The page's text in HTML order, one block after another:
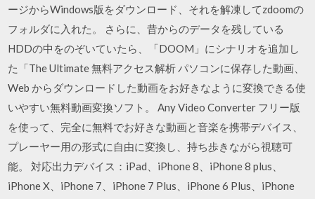
ージからWindows版をダウンロード、それを解凍してzdoomの
フォルダに入れた。 さらに、昔からのデータを残している
HDDの中をのぞいていたら、「DOOM」にシナリオを追加し
た「The Ultimate 無料アクセス解析 パソコンに保存した動画、
Web からダウンロードした動画をお好きなように変換できる使
いやすい無料動画変換ソフト。 Any Video Converter フリー版
を使って、完全に無料でお好きな動画と音楽を携帯デバイス、
プレーヤー用の形式に自由に変換し、持ち歩きながら視聴可
能。 対応出力デバイス：iPad、iPhone 8、iPhone 8 plus、
iPhone X、iPhone 7、iPhone 7 Plus、iPhone 6 Plus、iPhone